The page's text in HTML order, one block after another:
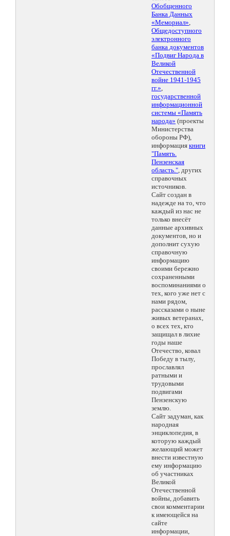
Обобщенного
Банка Данных
«Мемориал»,
Общедоступного
электронного
банка документов
«Подвиг Народа в
Великой
Отечественной
войне 1941-1945
гг.»,
государственной
информационной
системы «Память
народа» (проекты
Министерства
обороны РФ),
информация книги
"Память.
Пензенская
область.", других
справочных
источников.
Сайт создан в
надежде на то, что
каждый из нас не
только внесёт
данные архивных
документов, но и
дополнит сухую
справочную
информацию
своими бережно
сохраненными
воспоминаниями о
тех, кого уже нет с
нами рядом,
рассказами о ныне
живых ветеранах,
о всех тех, кто
защищал в лихие
годы наше
Отечество, ковал
Победу в тылу,
прославлял
ратными и
трудовыми
подвигами
Пензенскую
землю.
Сайт задуман, как
народная
энциклопедия, в
которую каждый
желающий может
внести известную
ему информацию
об участниках
Великой
Отечественной
войны, добавить
свои комментарии
к имеющейся на
сайте
информации,